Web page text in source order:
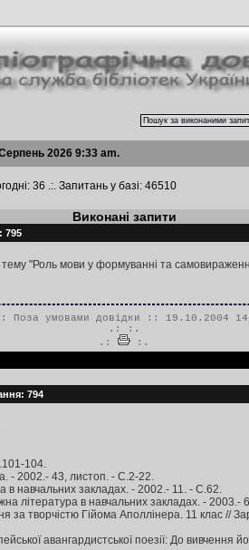
2026 9:33 am.
36 .:. Запитань у базі: 46510
Виконані запити
795
"Роль мови у формуванні та
Поза умовами довідки :: 19.10.2004
.:
:.
.:
:.
794
104.
- 2002.- 43, листоп. - С.2-22.
в навчальних закладах. - 2002.- 11. - С.62.
література в навчальних закладах. - 2003.-
творчістю Гійома Аполлінера. 11 клас //
авангардистської поезії: До вивчення